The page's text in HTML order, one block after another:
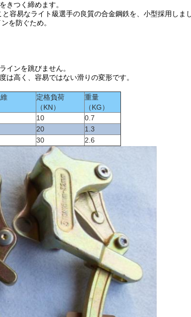
きつく締めます。
容易なライト級選手の良質の合金鋼鉄を、小型採用しまし
を防ぐため。
インを跳びません。
高く、容易ではない滑りの変形です。
定格負荷
（KN）
重量
（KG）
10
0.7
20
1.3
30 2.6